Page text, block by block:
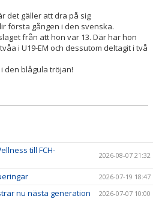
det gäller att dra på sig
första gången i den svenska.
från att hon var 13. Där har hon
i U19-EM och dessutom deltagit i två
den blågula tröjan!
till FCH-
2026-08-07 21:32
2026-07-19 18:47
nu nästa generation 2026-07-07 10:00